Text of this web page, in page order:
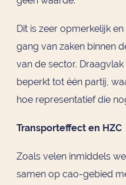
Dit is zeer opmerkelijk
gang van zaken binnen
van de sector.
beperkt tot één partij,
hoe representatief die
Transporteffect en HZC
Zoals velen inmiddels
samen op cao-gebied